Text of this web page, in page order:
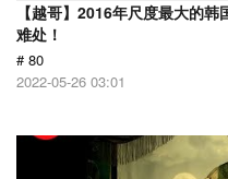
【越哥】2016年尺度最大的
难处！
# 80
2022-05-26 03:01